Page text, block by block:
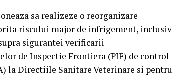
sa realizeze o reorganizare
riscului major de infrigement, inclusiv
sigurantei verificarii
de Inspectie Frontiera (PIF) de control
la Directiile Sanitare Veterinare si pentru